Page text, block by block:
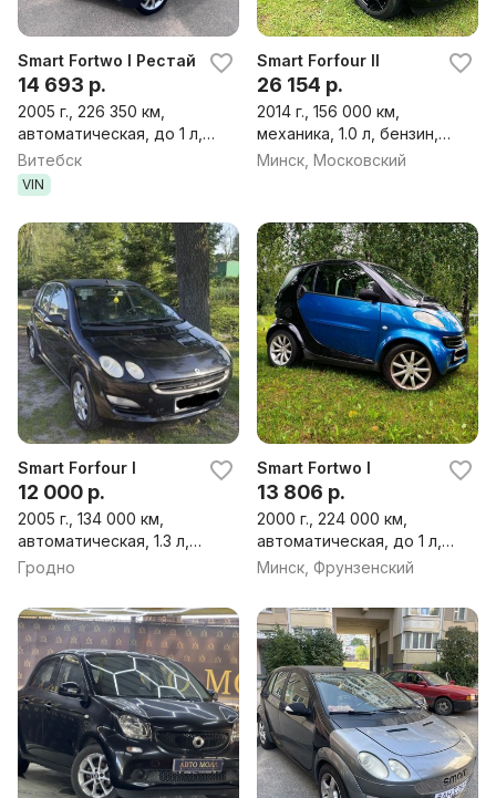
Smart Fortwo I Рестайлинг
14 693 р.
2005 г., 226 350 км,
автоматическая, до 1 л,
дизель, хэтчбек
Витебск
VIN
Smart Forfour II
26 154 р.
2014 г., 156 000 км,
механика, 1.0 л, бензин,
хэтчбек
Минск, Московский
Smart Forfour I
12 000 р.
2005 г., 134 000 км,
автоматическая, 1.3 л,
бензин, хэтчбек
Гродно
Smart Fortwo I
13 806 р.
2000 г., 224 000 км,
автоматическая, до 1 л,
бензин, минивэн
Минск, Фрунзенский